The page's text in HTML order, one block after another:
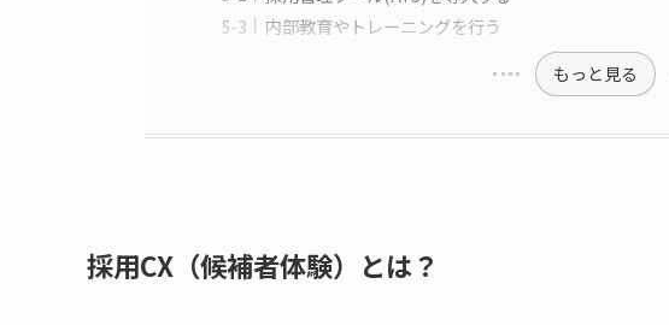
内部教育やトレーニングを行う
もっと見る
採用CX（候補者体験）とは？